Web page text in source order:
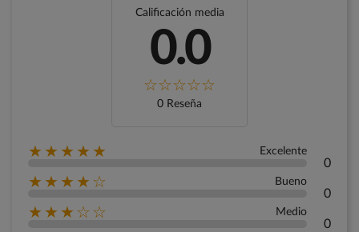
Calificación media
0.0
0 Reseña
★★★★★ Excelente
0
★★★★☆ Bueno
0
★★★☆☆ Medio
0